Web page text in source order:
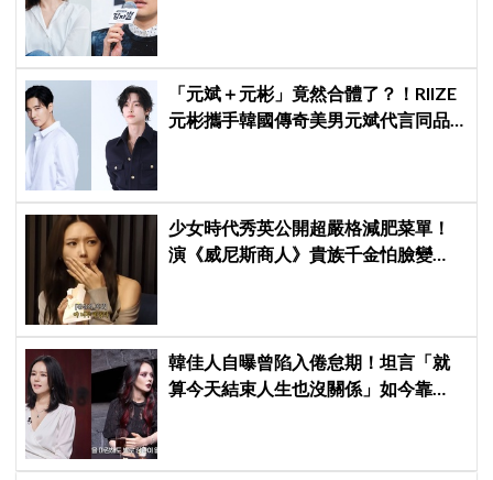
「元斌＋元彬」竟然合體了？！RIIZE
元彬攜手韓國傳奇美男元斌代言同品
少女時代秀英公開超嚴格減肥菜單！
演《威尼斯商人》貴族千金怕臉變
韓佳人自曝曾陷入倦怠期！坦言「就
算今天結束人生也沒關係」如今靠